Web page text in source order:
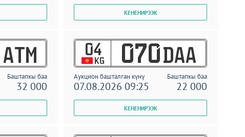
ATM
Баштапкы баа
32 000
04
KG 070 DAA
Аукцион башталган күнү Баштапкы баа
07.08.2026 09:25 22 000